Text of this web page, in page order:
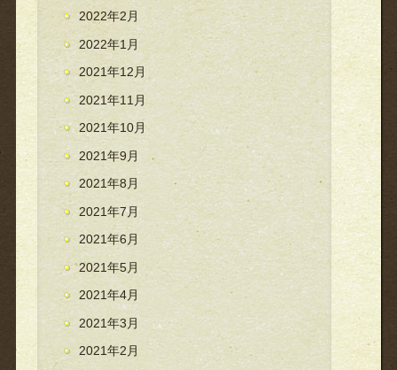
2022年2月
2022年1月
2021年12月
2021年11月
2021年10月
2021年9月
2021年8月
2021年7月
2021年6月
2021年5月
2021年4月
2021年3月
2021年2月